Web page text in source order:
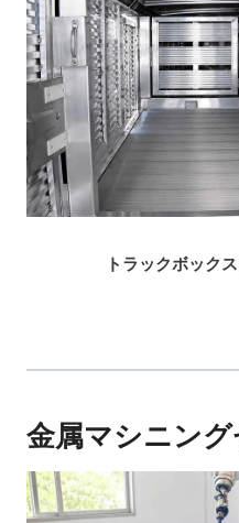
トラックボック
金属マシニン